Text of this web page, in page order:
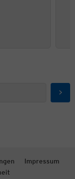
Impressum